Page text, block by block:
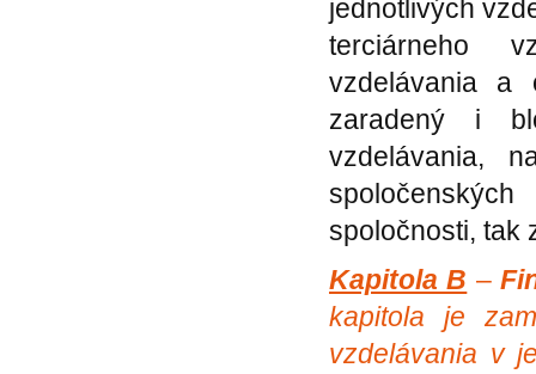
jednotlivých
terciárneho
vzdelávania a
zaradený i
vzdelávania,
spoločnosti, tak
Kapitola B –
kapitola je
vzdelávania v